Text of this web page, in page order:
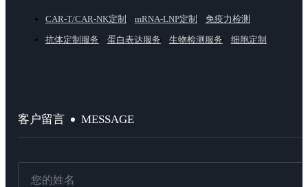
CAR-T/CAR-NK定制 mRNA-LNP定制
免疫力检测
抗体定制服务
蛋白表达服务 生物检测服务 细胞定制
客户留言 MESSAGE